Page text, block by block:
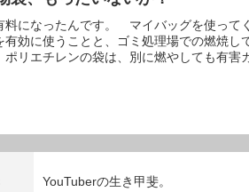
料になったんです。 マイバッグを使って
効に使うことと、ゴミ処理場での燃焼し
ポリエチレンの袋は、別に燃やしても有
YouTuberの生き甲斐。